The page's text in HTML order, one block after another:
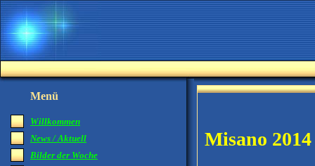
Menü
Willkommen
News / Aktuell
Bilder der Woche
Misano 2014